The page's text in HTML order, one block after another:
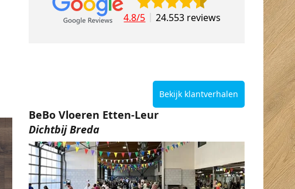
4.8/5 24.553 reviews
Bekijk klantverhalen
BeBo Vloeren Etten-Leur
Dichtbij Breda